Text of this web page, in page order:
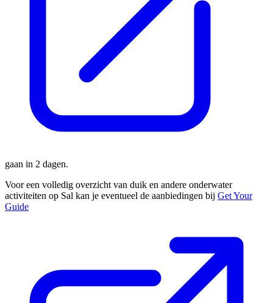
gaan in 2 dagen.
Voor een volledig overzicht van duik en andere onderwater
activiteiten op Sal kan je eventueel de aanbiedingen bij Get Your
Guide